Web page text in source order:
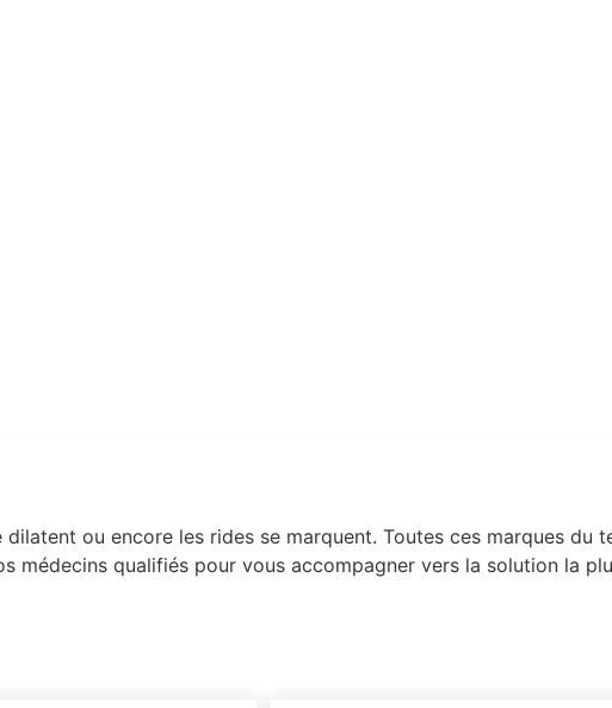
dilatent ou encore les rides se marquent. Toutes ces marques du
médecins qualifiés pour vous accompagner vers la solution la